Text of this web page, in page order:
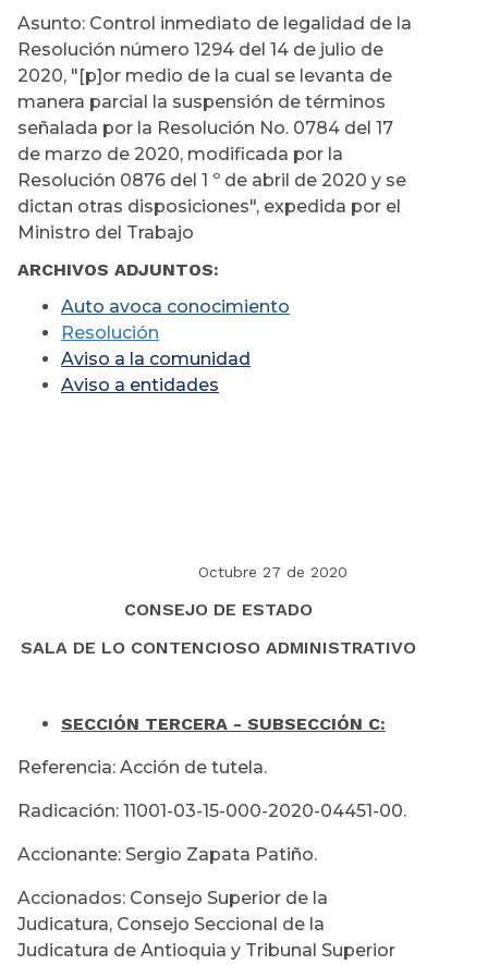
Asunto: Control inmediato de legalidad de la
Resolución número 1294 del 14 de julio de
2020, "[p]or medio de la cual se levanta de
manera parcial la suspensión de términos
señalada por la Resolución No. 0784 del 17
de marzo de 2020, modificada por la
Resolución 0876 del 1 º de abril de 2020 y se
dictan otras disposiciones", expedida por el
Ministro del Trabajo
ARCHIVOS ADJUNTOS:
Auto avoca conocimiento
Resolución
Aviso a la comunidad
Aviso a entidades
Octubre 27 de 2020
CONSEJO DE ESTADO
SALA DE LO CONTENCIOSO ADMINISTRATIVO
SECCIÓN TERCERA - SUBSECCIÓN C:
Referencia: Acción de tutela.
Radicación: 11001-03-15-000-2020-04451-00.
Accionante: Sergio Zapata Patiño.
Accionados: Consejo Superior de la
Judicatura, Consejo Seccional de la
Judicatura de Antioquia y Tribunal Superior